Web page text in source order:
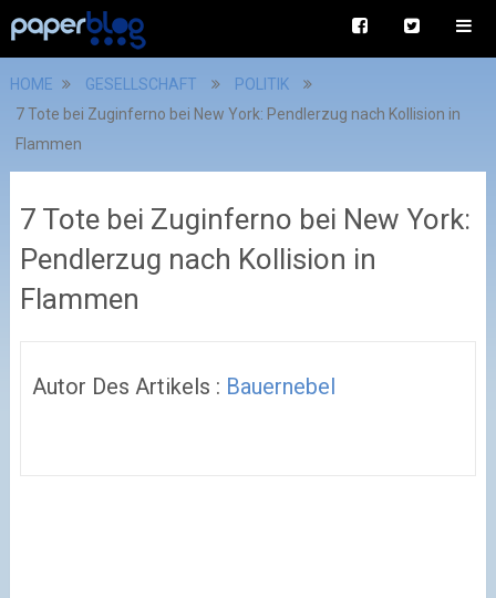
HOME GESELLSCHAFT
POLITIK
7 Tote bei Zuginferno bei New York: Pendlerzug nach Kollision in
Flammen
7 Tote bei Zuginferno bei New York:
Pendlerzug nach Kollision in
Flammen
Autor Des Artikels : Bauernebel